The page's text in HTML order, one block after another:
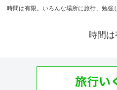
時間は有限。いろんな場所に旅行、勉強
時間は